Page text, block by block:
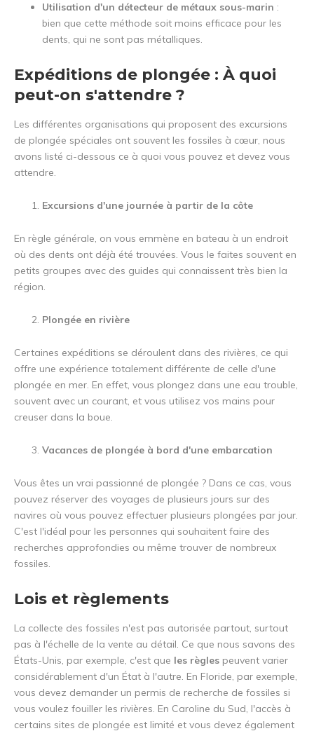
Utilisation d'un détecteur de métaux sous-marin :
bien que cette méthode soit moins efficace pour les
dents, qui ne sont pas métalliques.
Expéditions de plongée : À quoi
peut-on s'attendre ?
Les différentes organisations qui proposent des excursions
de plongée spéciales ont souvent les fossiles à cœur, nous
avons listé ci-dessous ce à quoi vous pouvez et devez vous
attendre.
Excursions d'une journée à partir de la côte
En règle générale, on vous emmène en bateau à un endroit
où des dents ont déjà été trouvées. Vous le faites souvent en
petits groupes avec des guides qui connaissent très bien la
région.
Plongée en rivière
Certaines expéditions se déroulent dans des rivières, ce qui
offre une expérience totalement différente de celle d'une
plongée en mer. En effet, vous plongez dans une eau trouble,
souvent avec un courant, et vous utilisez vos mains pour
creuser dans la boue.
Vacances de plongée à bord d'une embarcation
Vous êtes un vrai passionné de plongée ? Dans ce cas, vous
pouvez réserver des voyages de plusieurs jours sur des
navires où vous pouvez effectuer plusieurs plongées par jour.
C'est l'idéal pour les personnes qui souhaitent faire des
recherches approfondies ou même trouver de nombreux
fossiles.
Lois et règlements
La collecte des fossiles n'est pas autorisée partout, surtout
pas à l'échelle de la vente au détail. Ce que nous savons des
États-Unis, par exemple, c'est que les règles peuvent varier
considérablement d'un État à l'autre. En Floride, par exemple,
vous devez demander un permis de recherche de fossiles si
vous voulez fouiller les rivières. En Caroline du Sud, l'accès à
certains sites de plongée est limité et vous devez également